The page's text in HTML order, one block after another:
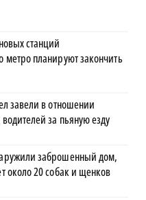
станций
метро планируют закончить
завели в отношении
за пьяную езду
заброшенный дом,
около 20 собак и щенков